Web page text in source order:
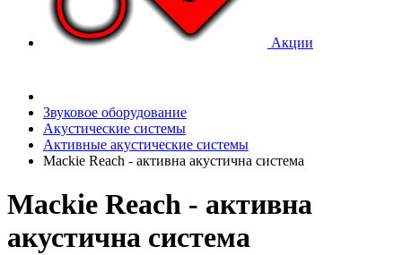
Акции
Звуковое оборудование
Акустические системы
Активные акустические системы
Mackie Reach - активна акустична система
Mackie Reach - активна
акустична система